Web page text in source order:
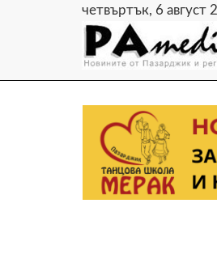
четвъртък, 6 август